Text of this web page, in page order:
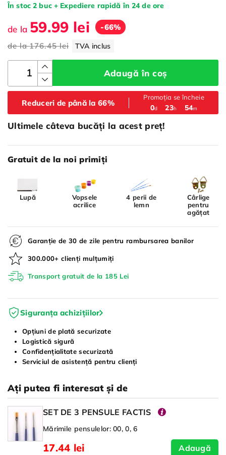
În stoc 2 buc + Expediere rapidă în 24 de ore
de la 59.99 lei
-66%
de la176.45 lei TVA inclus
Adaugă în coș
Reduceri de până la 66%
Promoția se încheie
0d 23h 54m
Ultimele câteva bucăți la acest preț!
Gratuit de la noi primiți
Lupă
Vopsele
acrilice
4 perii de
lemn
Cârlige
pentru
agățat
Garanție de 30 de zile pentru rambursarea banilor
300.000+ clienți mulțumiți
Transport gratuit de la 185 Lei
Siguranța achizițiilor
Opțiuni de plată securizate
Logistică sigură
Confidențialitate securizată
Serviciul de asistență pentru clienți
Ați putea fi interesat și de
SET DE 3 PENSULE FACTIS
Mărimile pensulelor: 00, 0, 6
17.44 lei Adaugă